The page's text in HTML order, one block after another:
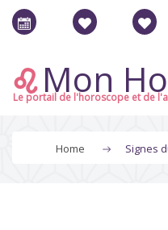
Mon
Le portail de l'horoscope et de
Home Signes